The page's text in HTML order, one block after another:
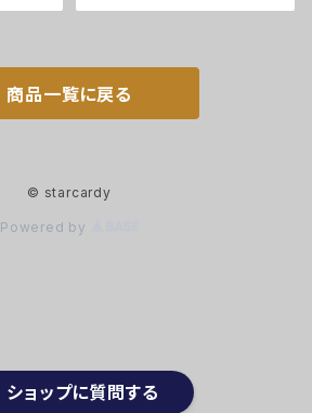
ショップに質問する
商品一覧に戻る
© starcardy
Powered by